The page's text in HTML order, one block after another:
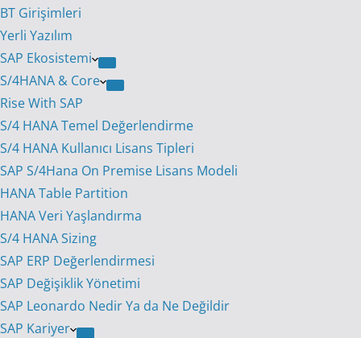
BT Girişimleri
Yerli Yazılım
SAP Ekosistemi
S/4HANA & Core
Rise With SAP
S/4 HANA Temel Değerlendirme
S/4 HANA Kullanıcı Lisans Tipleri
SAP S/4Hana On Premise Lisans Modeli
HANA Table Partition
HANA Veri Yaşlandırma
S/4 HANA Sizing
SAP ERP Değerlendirmesi
SAP Değişiklik Yönetimi
SAP Leonardo Nedir Ya da Ne Değildir
SAP Kariyer